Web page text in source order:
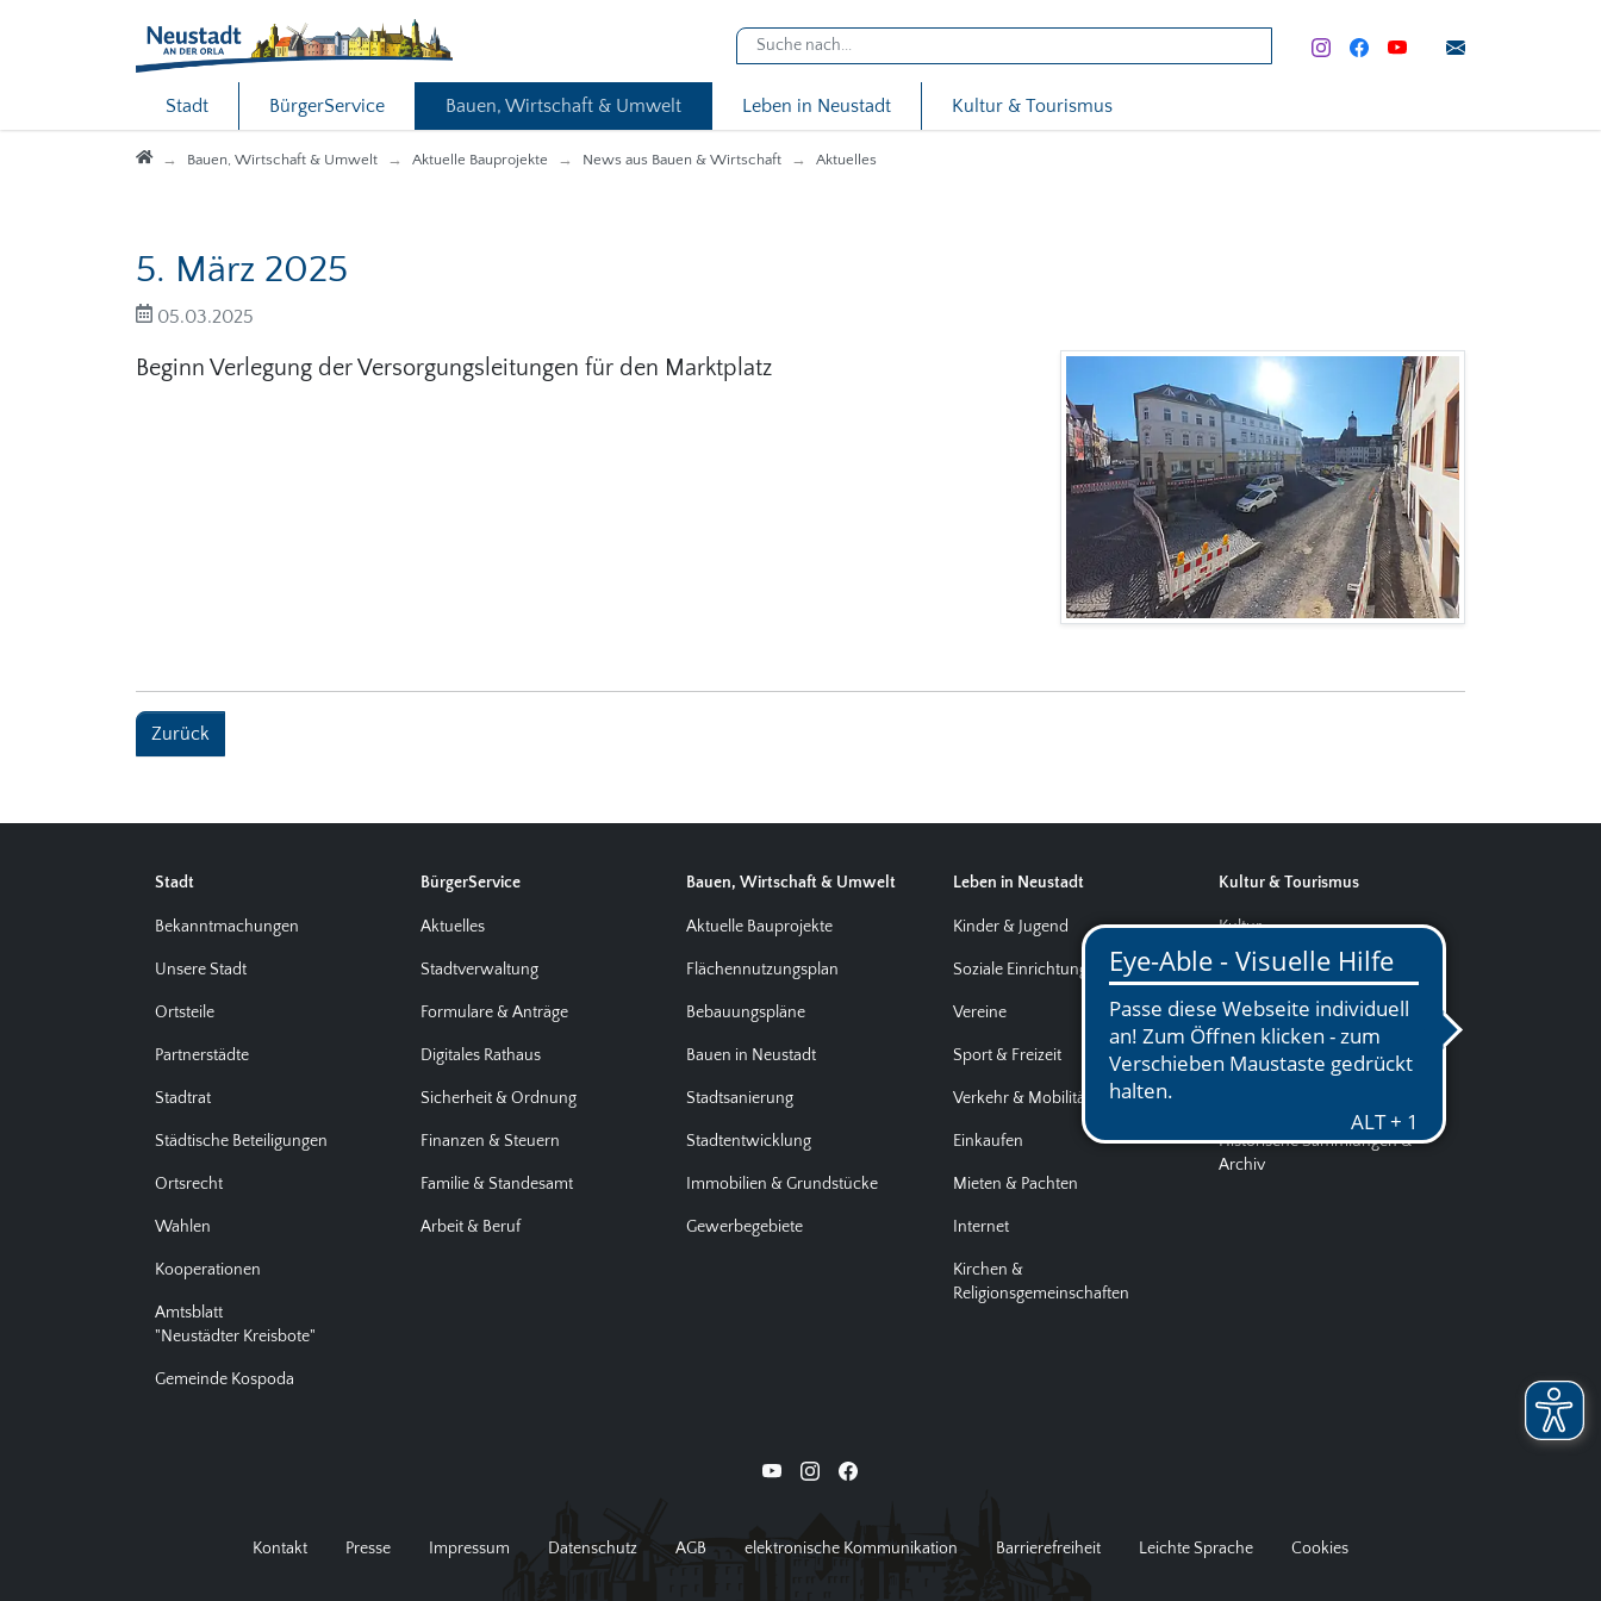
Stadt BürgerService Bauen, Wirtschaft & Umwelt Leben in Neustadt Kultur & Tourismus
StartseiteBauen, Wirtschaft & Umwelt Aktuelle Bauprojekte News aus Bauen & Wirtschaft Aktuelles
5. März 2025
05.03.2025
Beginn Verlegung der Versorgungsleitungen für den Marktplatz
Zurück
Stadt
Bekanntmachungen
Unsere Stadt
Ortsteile
Partnerstädte
Stadtrat
Städtische Beteiligungen
Ortsrecht
Wahlen
Kooperationen
Amtsblatt
"Neustädter Kreisbote"
Gemeinde Kospoda
BürgerService
Aktuelles
Stadtverwaltung
Formulare & Anträge
Digitales Rathaus
Sicherheit & Ordnung
Finanzen & Steuern
Familie & Standesamt
Arbeit & Beruf
Bauen, Wirtschaft & Umwelt
Aktuelle Bauprojekte
Flächennutzungsplan
Bebauungspläne
Bauen in Neustadt
Stadtsanierung
Stadtentwicklung
Immobilien & Grundstücke
Gewerbegebiete
Leben in Neustadt
Kinder & Jugend
Soziale Einrichtungen
Vereine
Sport & Freizeit
Verkehr & Mobilität
Einkaufen
Mieten & Pachten
Internet
Kirchen &
Religionsgemeinschaften
Kultur & Tourismus
Kultur
Tourismus
Museen & Ausstellungen
Augustinersaal
Historische Sammlungen &
Archiv
Kontakt Presse Impressum Datenschutz AGB elektronische Kommunikation Barrierefreiheit Leichte Sprache Cookies